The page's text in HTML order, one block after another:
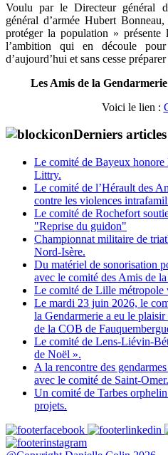
Voulu par le Directeur général
général d’armée Hubert
protéger la population »
l’ambition qui en découle
d’aujourd’hui et sans cesse
Les Amis de la
Voici le lien :
Derniers articles
Le comité de Bayeux
Littry.
Le comité de l’Hérault des
contre les violences
Le comité de Rochefort
"Reprise du guidon"
Championnat militaire de
Nord-Isère.
Du matériel de sonorisation
avec le comité des Amis de
Le comité de Lille
Le mardi 23 juin 2026, le
la Gendarmerie a eu le
de la COB de
Le comité de Lens-Liévin-
de Noël ».
A la rencontre des
avec le comité de Saint-Omer.
Un comité de Tarbes
projets.